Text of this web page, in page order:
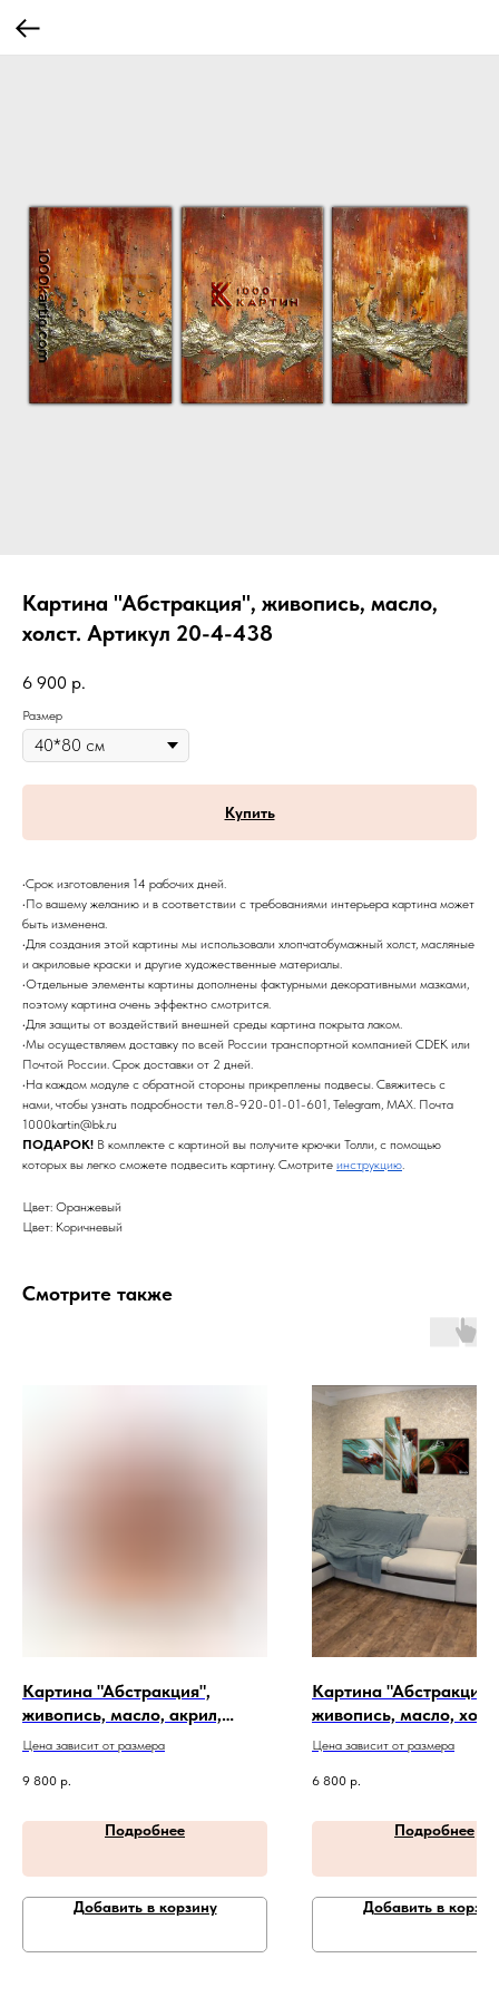
Картина "Абстракция", живопись, масло,
холст. Артикул 20-4-438
6 900 р.
Размер
Купить
•Срок изготовления 14 рабочих дней.
•По вашему желанию и в соответствии с требованиями интерьера картина может
быть изменена.
•Для создания этой картины мы использовали хлопчатобумажный холст, масляные
и акриловые краски и другие художественные материалы.
•Отдельные элементы картины дополнены фактурными декоративными мазками,
поэтому картина очень эффектно смотрится.
•Для защиты от воздействий внешней среды картина покрыта лаком.
•Мы осуществляем доставку по всей России транспортной компанией CDEK или
Почтой России. Срок доставки от 2 дней.
•На каждом модуле с обратной стороны прикреплены подвесы. Свяжитесь с
нами, чтобы узнать подробности тел.8-920-01-01-601, Telegram, MAX. Почта
1000kartin@bk.ru
ПОДАРОК! В комплекте с картиной вы получите крючки Толли, с помощью
которых вы легко сможете подвесить картину. Смотрите инструкцию.
Цвет: Оранжевый
Цвет: Коричневый
Смотрите также
Картина "Абстракция",
живопись, масло, акрил,
холст. Артикул 20-1-29
Цена зависит от размера
9 800 р.
Подробнее
Добавить в корзину
Картина "Абстракция",
живопись, масло,
Артикул 20-4-406
Цена зависит от размера
6 800 р.
Подробнее
Добавить в